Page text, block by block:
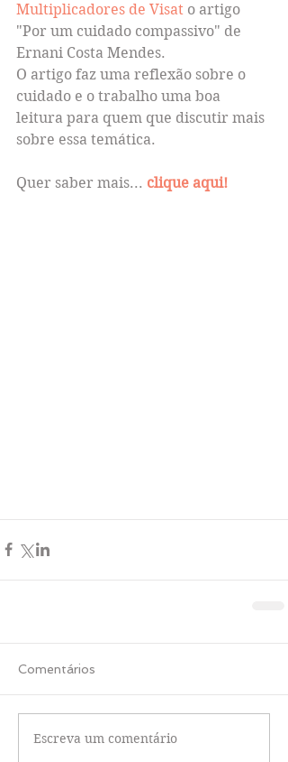
Multiplicadores de Visat o artigo
"Por um cuidado compassivo" de
Ernani Costa Mendes.
O artigo faz uma reflexão sobre o
cuidado e o trabalho uma boa
leitura para quem que discutir mais
sobre essa temática.
Quer saber mais... clique aqui!
Comentários
Escreva um comentário